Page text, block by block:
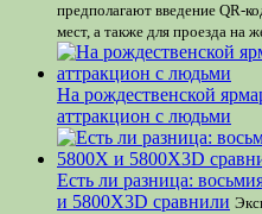
предполагают введение QR-
мест, а также для проезда
На рождественской
аттракцион с людьми
Есть ли разница:
и 5800X3D сравнили